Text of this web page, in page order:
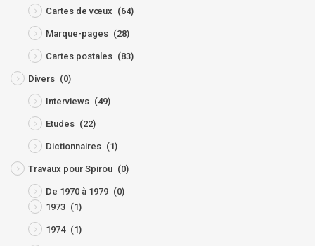
Cartes de vœux (64)
Marque-pages (28)
Cartes postales (83)
Divers (0)
Interviews (49)
Etudes (22)
Dictionnaires (1)
Travaux pour Spirou (0)
De 1970 à 1979 (0)
1973 (1)
1974 (1)